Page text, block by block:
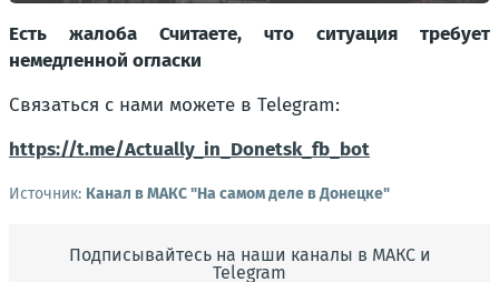
Есть жалоба Считаете, что ситуация требует
немедленной огласки
Связаться с нами можете в Telegram:
https://t.me/Actually_in_Donetsk_fb_bot
Источник: Канал в МАКС "На самом деле в Донецке"
Подписывайтесь на наши каналы в МАКС и
Telegram